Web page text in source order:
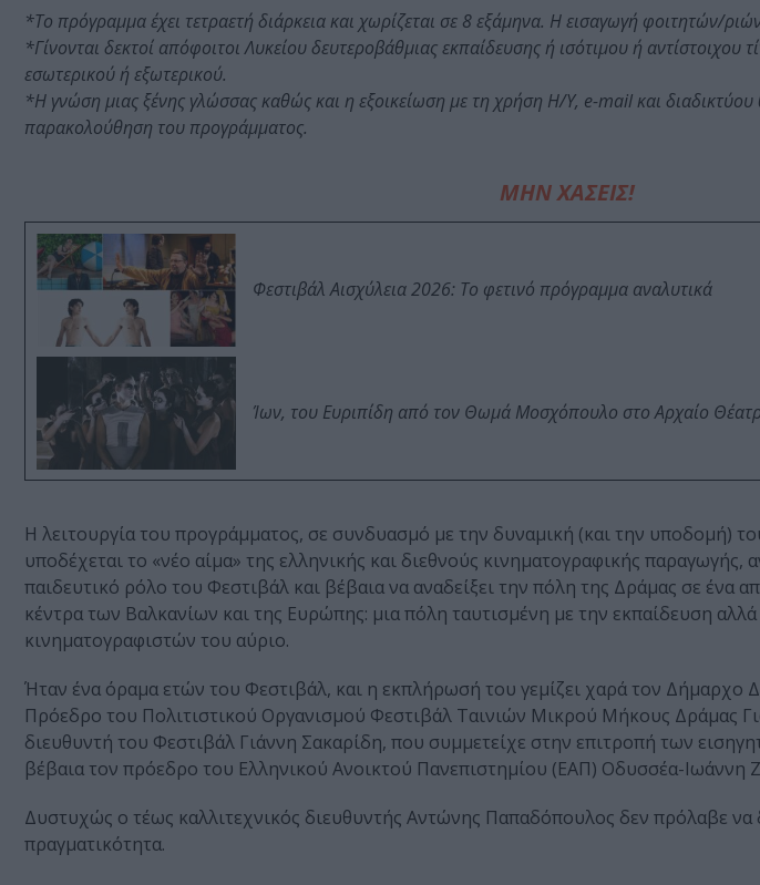
*Το πρόγραμμα έχει τετραετή διάρκεια και χωρίζεται σε 8 εξάμηνα. Η εισαγωγή φοιτητών/
*Γίνονται δεκτοί απόφοιτοι Λυκείου δευτεροβάθμιας εκπαίδευσης ή ισότιμου ή αντίστοιχου
εσωτερικού ή εξωτερικού.
*Η γνώση μιας ξένης γλώσσας καθώς και η εξοικείωση με τη χρήση Η/Υ, e-mail και
παρακολούθηση του προγράμματος.
ΜΗΝ ΧΑΣΕΙΣ!
Φεστιβάλ Αισχύλεια 2026: Το φετινό πρόγραμμα αναλυτικά
Ίων, του Ευριπίδη από τον Θωμά Μοσχόπουλο στο Αρχαίο
Η λειτουργία του προγράμματος, σε συνδυασμό με την δυναμική (και την υποδομή)
υποδέχεται το «νέο αίμα» της ελληνικής και διεθνούς κινηματογραφικής παραγωγής,
παιδευτικό ρόλο του Φεστιβάλ και βέβαια να αναδείξει την πόλη της Δράμας σε ένα
κέντρα των Βαλκανίων και της Ευρώπης: μια πόλη ταυτισμένη με την εκπαίδευση
κινηματογραφιστών του αύριο.
Ήταν ένα όραμα ετών του Φεστιβάλ, και η εκπλήρωσή του γεμίζει χαρά τον
Πρόεδρο του Πολιτιστικού Οργανισμού Φεστιβάλ Ταινιών Μικρού Μήκους Δράμας
διευθυντή του Φεστιβάλ Γιάννη Σακαρίδη, που συμμετείχε στην επιτροπή των
βέβαια τον πρόεδρο του Ελληνικού Ανοικτού Πανεπιστημίου (ΕΑΠ) Οδυσσέα-Ιωάννη
Δυστυχώς ο τέως καλλιτεχνικός διευθυντής Αντώνης Παπαδόπουλος δεν πρόλαβε να
πραγματικότητα.